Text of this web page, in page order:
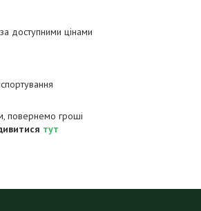
доступними цінами
повернемо гроші
тут